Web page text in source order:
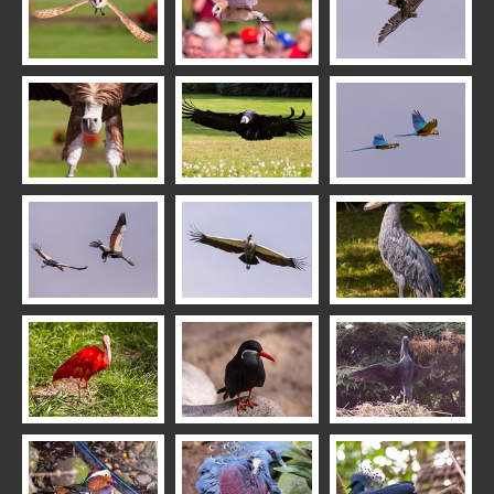
Lämmer
Libelle
Frisbee
Möwe
Schlittenhunde
Schwebefliegen
Seehunde
Theresa & Tina
Weißstorch
Vögel mit "M"